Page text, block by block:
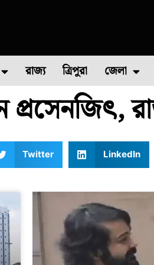
ফল চাষ মাছ চাষ পোল্ট্রি
রাজ্য ত্রিপুরা জেলা
উত্তর ২৪
প্রসেনজিৎ,
Twitter LinkedIn